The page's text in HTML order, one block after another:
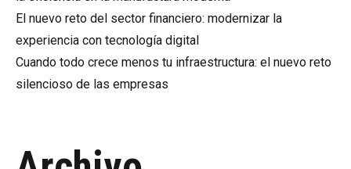
El nuevo reto del sector financiero: modernizar la
experiencia con tecnología digital
Cuando todo crece menos tu infraestructura: el nuevo reto
silencioso de las empresas